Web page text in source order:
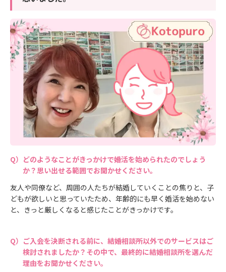
どのようなことがきっかけで婚活を始められたのでしょう
か？思い出せる範囲でお聞かせください。
友人や同僚など、周囲の人たちが結婚していくことの焦りと、子
どもが欲しいと思っていたため、年齢的にも早く婚活を始めない
と、きっと厳しくなると感じたことがきっかけです。
ご入会を決断される前に、結婚相談所以外でのサービスはご
検討されましたか？その中で、最終的に結婚相談所を選んだ
理由をお聞かせください。